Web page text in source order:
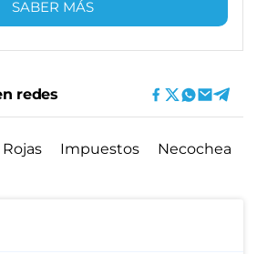
SABER MÁS
redes
Impuestos Necochea